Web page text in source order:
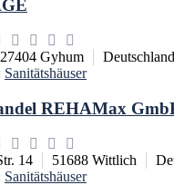
27404 Gyhum
Deutschland
Sanitätshäuser
REHAMax
14 51688 Wittlich
Sanitätshäuser